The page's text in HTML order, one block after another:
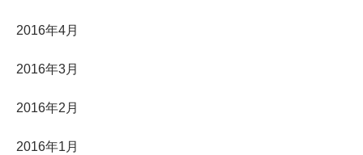
2016年4月
2016年3月
2016年2月
2016年1月